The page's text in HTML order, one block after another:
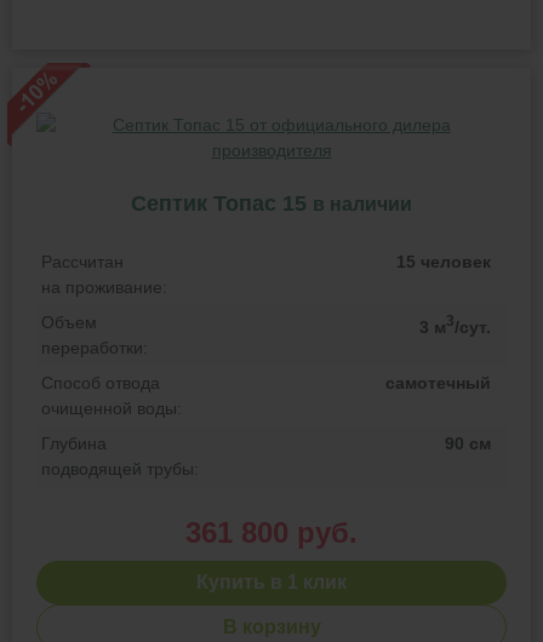
Септик Топас 15 в наличии
Рассчитан
на проживание:
15 человек
Объем
переработки:
3 м3/сут.
Способ отвода
очищенной воды:
самотечный
Глубина
подводящей трубы:
90 см
361 800 руб.
Купить в 1 клик
В корзину